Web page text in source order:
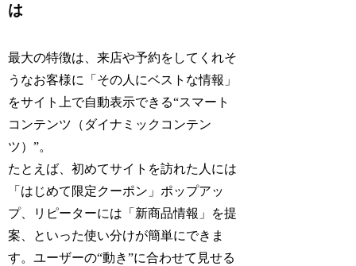
は
最大の特徴は、来店や予約をしてくれそ
うなお客様に「その人にベストな情報」
をサイト上で自動表示できる“スマート
コンテンツ（ダイナミックコンテン
ツ）”。
たとえば、初めてサイトを訪れた人には
「はじめて限定クーポン」ポップアッ
プ、リピーターには「新商品情報」を提
案、といった使い分けが簡単にできま
す。ユーザーの“動き”に合わせて見せる